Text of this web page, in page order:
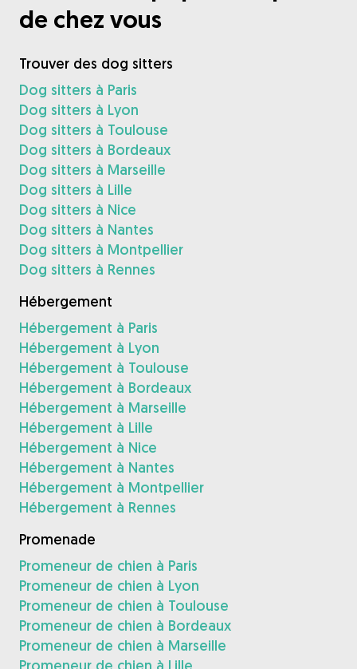
de chez vous
Trouver des dog sitters
Dog sitters à Paris
Dog sitters à Lyon
Dog sitters à Toulouse
Dog sitters à Bordeaux
Dog sitters à Marseille
Dog sitters à Lille
Dog sitters à Nice
Dog sitters à Nantes
Dog sitters à Montpellier
Dog sitters à Rennes
Hébergement
Hébergement à Paris
Hébergement à Lyon
Hébergement à Toulouse
Hébergement à Bordeaux
Hébergement à Marseille
Hébergement à Lille
Hébergement à Nice
Hébergement à Nantes
Hébergement à Montpellier
Hébergement à Rennes
Promenade
Promeneur de chien à Paris
Promeneur de chien à Lyon
Promeneur de chien à Toulouse
Promeneur de chien à Bordeaux
Promeneur de chien à Marseille